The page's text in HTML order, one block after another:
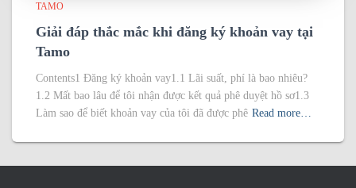
TAMO
Giải đáp thắc mắc khi đăng ký khoản vay tại
Tamo
Contents1 Đăng ký khoản vay1.1 Lãi suất, phí là bao nhiêu?
1.2 Mất bao lâu để tôi nhận được kết quả phê duyệt hồ sơ1.3
Làm sao để biết khoản vay của tôi đã được phê Read more…